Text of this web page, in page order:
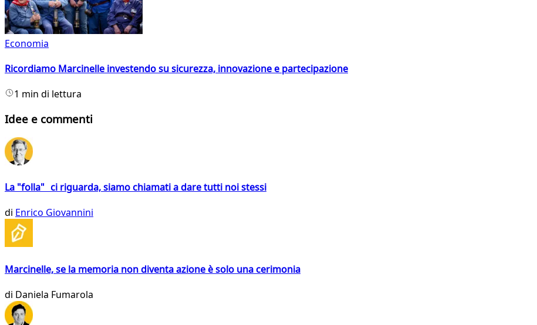
Economia
Ricordiamo Marcinelle investendo su sicurezza, innovazione e partecipazione
1 min di lettura
Idee e commenti
La "folla" ci riguarda, siamo chiamati a dare tutti noi stessi
di Enrico Giovannini
Marcinelle, se la memoria non diventa azione è solo una cerimonia
di Daniela Fumarola